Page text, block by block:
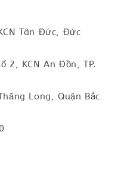
Tân Đức, Đức
2, KCN An Đồn, TP.
Long, Quận Bắc